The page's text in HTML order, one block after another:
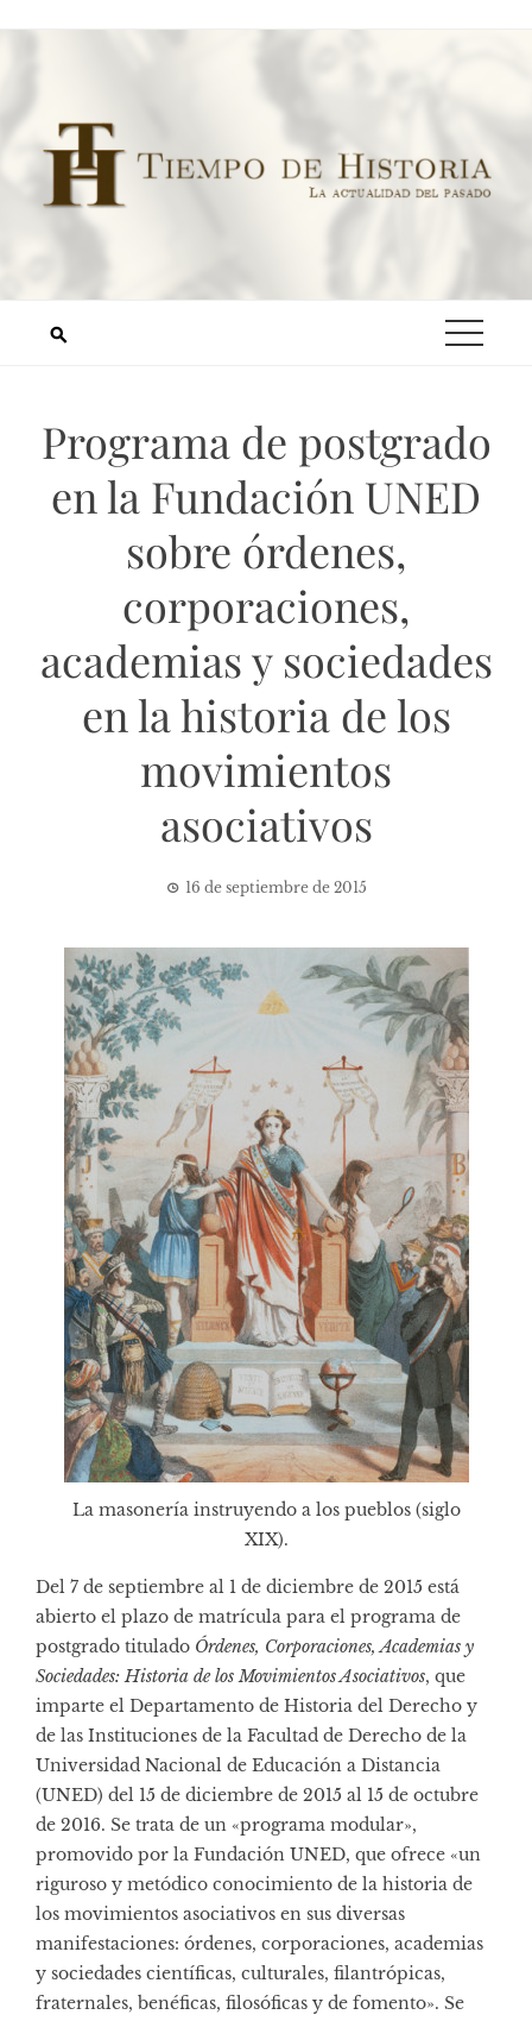
Programa de postgrado
en la Fundación UNED
sobre órdenes,
corporaciones,
academias y sociedades
en la historia de los
movimientos
asociativos
16 de septiembre de 2015
La masonería instruyendo a los pueblos (siglo
XIX).
Del 7 de septiembre al 1 de diciembre de 2015 está
abierto el plazo de matrícula para el programa de
postgrado titulado Órdenes, Corporaciones, Academias y
Sociedades: Historia de los Movimientos Asociativos, que
imparte el Departamento de Historia del Derecho y
de las Instituciones de la Facultad de Derecho de la
Universidad Nacional de Educación a Distancia
(UNED) del 15 de diciembre de 2015 al 15 de octubre
de 2016. Se trata de un «programa modular»,
promovido por la Fundación UNED, que ofrece «un
riguroso y metódico conocimiento de la historia de
los movimientos asociativos en sus diversas
manifestaciones: órdenes, corporaciones, academias
y sociedades científicas, culturales, filantrópicas,
fraternales, benéficas, filosóficas y de fomento». Se